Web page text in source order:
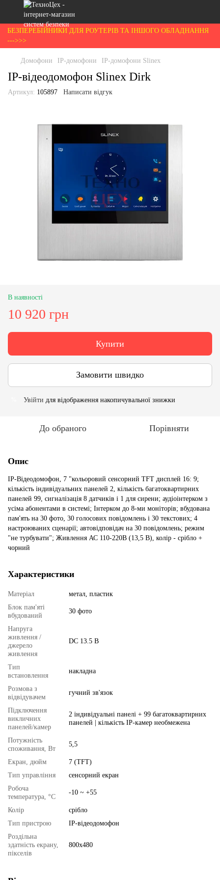
БЕЗПЕРЕБІЙНИКИ ДЛЯ РОУТЕРІВ ТА ІНШОГО ОБЛАДНАННЯ
--->>>
Домофони IP-домофони IP-домофони Slinex
IP-відеодомофон Slinex Dirk
Артикул: 105897 Написати відгук
В наявності
10 920 грн
Купити
Замовити швидко
Увійти для відображення накопичувальної знижки
До обраного Порівняти
Опис
IP-Відеодомофон, 7 "кольоровий сенсорний TFT дисплей 16: 9;
кількість індивідуальних панелей 2, кількість багатоквартирних
панелей 99, сигналізація 8 датчиків і 1 для сирени; аудіоінтерком з
усіма абонентами в системі; Інтерком до 8-ми моніторів; вбудована
пам'ять на 30 фото, 30 голосових повідомлень і 30 текстових; 4
настроюваних сценарії; автовідповідач на 30 повідомлень; режим
"не турбувати"; Живлення АС 110-220В (13,5 В), колір - срібло +
чорний
Характеристики
Матеріал
метал, пластик
Блок пам'яті
вбудований
30 фото
Напруга
живлення /
джерело
живлення
DC 13.5 В
Тип
встановлення
накладна
Розмова з
відвідувачем
гучний зв'язок
Підключення
викличних
панелей/камер
2 індивідуальні панелі + 99 багатоквартирних
панелей | кількість IP-камер необмежена
Потужність
споживання, Вт
5,5
Екран, дюйм
7 (TFT)
Тип управління
сенсорний екран
Робоча
температура, °C
-10 ~ +55
Колір
срібло
Тип пристрою
IP-відеодомофон
Роздільна
здатність екрану,
пікселів
800x480